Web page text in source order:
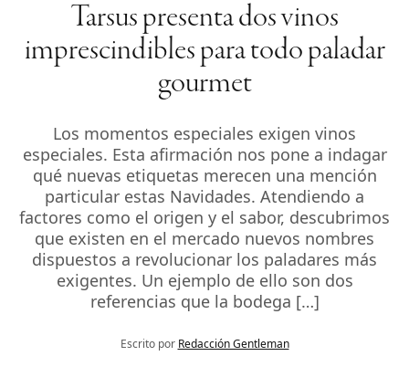
Tarsus presenta dos vinos
imprescindibles para todo paladar
gourmet
Los momentos especiales exigen vinos
especiales. Esta afirmación nos pone a indagar
qué nuevas etiquetas merecen una mención
particular estas Navidades. Atendiendo a
factores como el origen y el sabor, descubrimos
que existen en el mercado nuevos nombres
dispuestos a revolucionar los paladares más
exigentes. Un ejemplo de ello son dos
referencias que la bodega […]
Escrito por Redacción Gentleman